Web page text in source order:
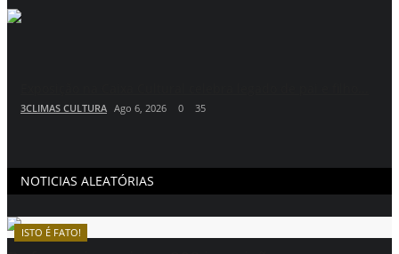
3CLIMAS CULTURA Ago 6, 2026 0 35
NOTICIAS ALEATÓRIAS
ISTO É FATO!